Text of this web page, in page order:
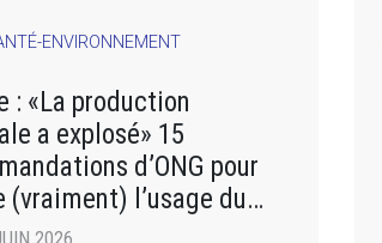
ENVIRONNEMENT
: «La production
a explosé» 15
d’ONG pour
(vraiment) l’usage du
2026